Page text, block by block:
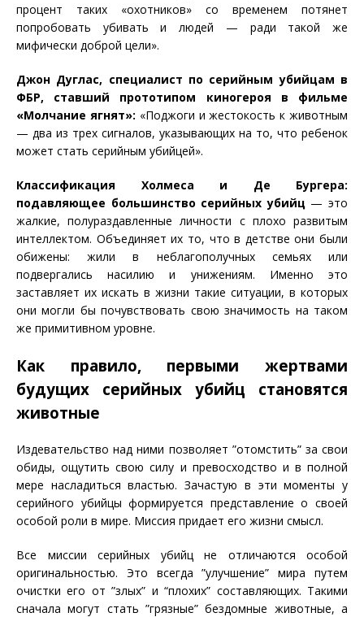
процент таких «охотников» со временем потянет
попробовать убивать и людей — ради такой же
мифически доброй цели».
Джон Дуглас, специалист по серийным убийцам в
ФБР, ставший прототипом киногероя в фильме
«Молчание ягнят»: «Поджоги и жестокость к животным
— два из трех сигналов, указывающих на то, что ребенок
может стать серийным убийцей».
Классификация Холмеса и Де Бургера:
подавляющее большинство серийных убийц — это
жалкие, полураздавленные личности с плохо развитым
интеллектом. Объединяет их то, что в детстве они были
обижены: жили в неблагополучных семьях или
подвергались насилию и унижениям. Именно это
заставляет их искать в жизни такие ситуации, в которых
они могли бы почувствовать свою значимость на таком
же примитивном уровне.
Как правило, первыми жертвами
будущих серийных убийц становятся
животные
Издевательство над ними позволяет ”отомстить” за свои
обиды, ощутить свою силу и превосходство и в полной
мере насладиться властью. Зачастую в эти моменты у
серийного убийцы формируется представление о своей
особой роли в мире. Миссия придает его жизни смысл.
Все миссии серийных убийц не отличаются особой
оригинальностью. Это всегда ”улучшение” мира путем
очистки его от ”злых” и “плохих” составляющих. Такими
сначала могут стать ”грязные” бездомные животные, а